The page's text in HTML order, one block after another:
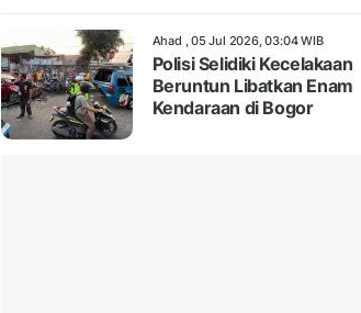
Ahad , 05 Jul 2026, 03:04 WIB
Polisi Selidiki Kecelakaan
Beruntun Libatkan Enam
Kendaraan di Bogor